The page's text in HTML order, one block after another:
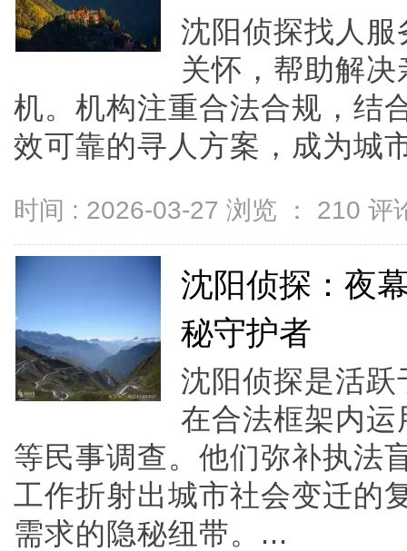
沈阳侦探找人
关怀，帮助解
机。机构注重合法合规，结
效可靠的寻人方案，成为城
时间 : 2026-03-27 浏览 ： 210 评
沈阳侦探：夜
秘守护者
沈阳侦探是活
在合法框架内
等民事调查。他们弥补执法
工作折射出城市社会变迁的
需求的隐秘纽带。...